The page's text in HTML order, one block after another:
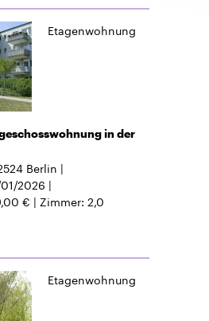
Etagenwohnung
in der
Berlin
01/2026
€ Zimmer 2,0
Etagenwohnung